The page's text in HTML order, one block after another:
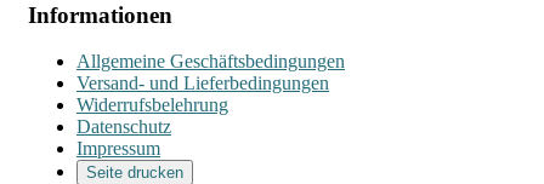
Informationen
Allgemeine Geschäftsbedingungen
Versand- und Lieferbedingungen
Widerrufsbelehrung
Datenschutz
Impressum
Seite drucken